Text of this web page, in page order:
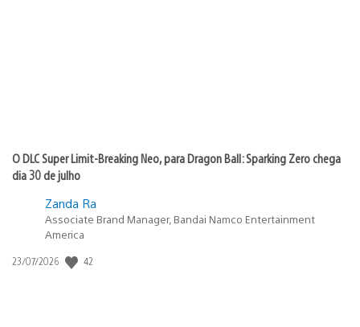
O DLC Super Limit-Breaking Neo, para Dragon Ball: Sparking Zero chega
dia 30 de julho
Zanda Ra
Associate Brand Manager, Bandai Namco Entertainment
America
Data
23/07/2026 42